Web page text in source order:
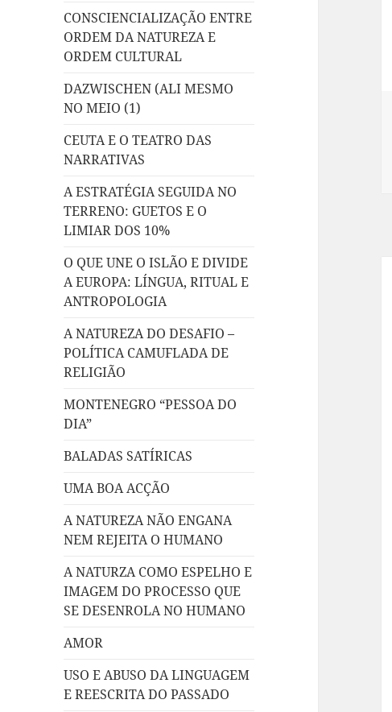
CONSCIENCIALIZAÇÃO ENTRE
ORDEM DA NATUREZA E
ORDEM CULTURAL
DAZWISCHEN (ALI MESMO
NO MEIO (1)
CEUTA E O TEATRO DAS
NARRATIVAS
A ESTRATÉGIA SEGUIDA NO
TERRENO: GUETOS E O
LIMIAR DOS 10%
O QUE UNE O ISLÃO E DIVIDE
A EUROPA: LÍNGUA, RITUAL E
ANTROPOLOGIA
A NATUREZA DO DESAFIO –
POLÍTICA CAMUFLADA DE
RELIGIÃO
MONTENEGRO “PESSOA DO
DIA”
BALADAS SATÍRICAS
UMA BOA ACÇÃO
A NATUREZA NÃO ENGANA
NEM REJEITA O HUMANO
A NATURZA COMO ESPELHO E
IMAGEM DO PROCESSO QUE
SE DESENROLA NO HUMANO
AMOR
USO E ABUSO DA LINGUAGEM
E REESCRITA DO PASSADO